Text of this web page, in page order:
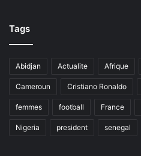
Tags
Abidjan Actualite Afrique
Cameroun Cristiano Ronaldo
femmes football France
Nigeria president senegal